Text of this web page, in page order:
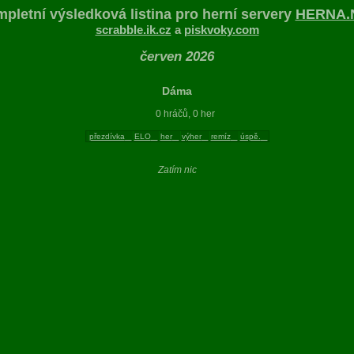
výsledková listina pro herní servery
scrabble.ik.cz a piskvoky.com
červen 2026
Dáma
0 hráčů, 0 her
přezdívka ELO her výher remíz úspě.
Zatím nic